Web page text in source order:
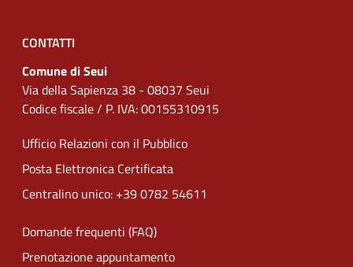
CONTATTI
Comune di Seui
Via della Sapienza 38 - 08037 Seui
Codice fiscale / P. IVA: 00155310915
Ufficio Relazioni con il Pubblico
Posta Elettronica Certificata
Centralino unico: +39 0782 54611
Domande frequenti (FAQ)
Prenotazione appuntamento